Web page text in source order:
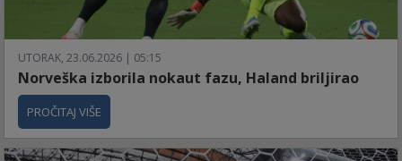
UTORAK, 23.06.2026 | 05:15
Norveška izborila nokaut fazu, Haland briljirao
PROČITAJ VIŠE